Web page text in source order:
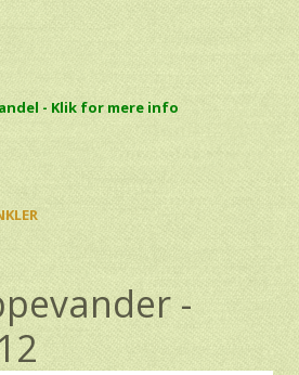
- Klik for mere info
-